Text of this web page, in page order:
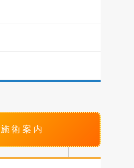
施術案内